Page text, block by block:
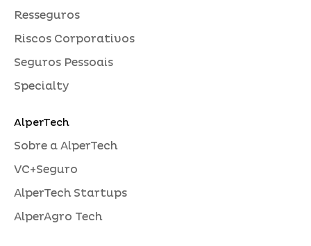
Resseguros
Riscos Corporativos
Seguros Pessoais
Specialty
AlperTech
Sobre a AlperTech
VC+Seguro
AlperTech Startups
AlperAgro Tech